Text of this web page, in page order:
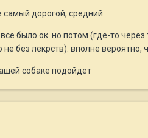
самый дорогой, средний.
было ок. но потом (где-то
без лекрств). вполне вероятно,
собаке подойдет